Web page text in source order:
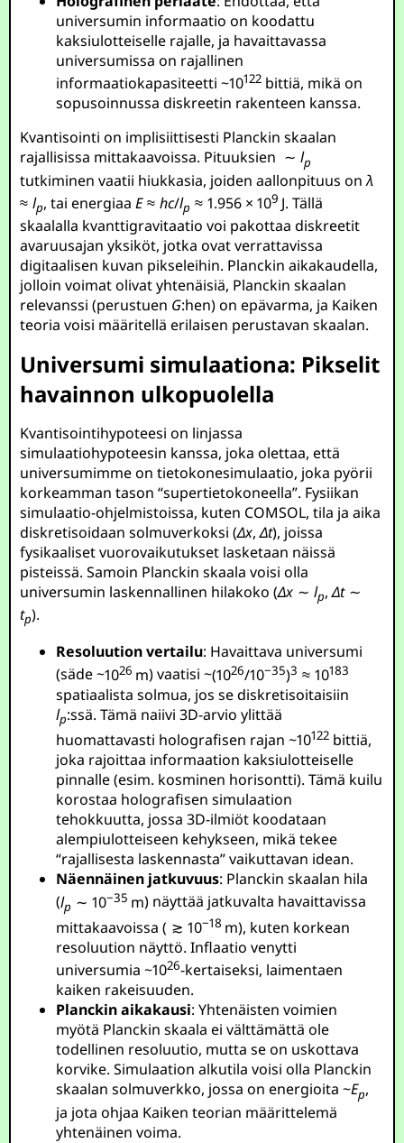
universumin informaatio on koodattu
kaksiulotteiselle rajalle, ja havaittavassa
universumissa on rajallinen
informaatiokapasiteetti ~10122 bittiä, mikä on
sopusoinnussa diskreetin rakenteen kanssa.
Kvantisointi on implisiittisesti Planckin skaalan
rajallisissa mittakaavoissa. Pituuksien ∼lp
tutkiminen vaatii hiukkasia, joiden aallonpituus onλ
≈lp, tai energiaaE≈hc/lp ≈ 1.956 × 109 J. Tällä
skaalalla kvanttigravitaatio voi pakottaa diskreetit
avaruusajan yksiköt, jotka ovat verrattavissa
digitaalisen kuvan pikseleihin. Planckin aikakaudella,
jolloin voimat olivat yhtenäisiä, Planckin skaalan
relevanssi (perustuen G:hen) on epävarma, ja Kaiken
teoria voisi määritellä erilaisen perustavan skaalan.
Universumi simulaationa: Pikselit
havainnon ulkopuolella
Kvantisointihypoteesi on linjassa
simulaatiohypoteesin kanssa, joka olettaa, että
universumimme on tietokonesimulaatio, joka pyörii
korkeamman tason “supertietokoneella”. Fysiikan
simulaatio-ohjelmistoissa, kuten COMSOL, tila ja aika
diskretisoidaan solmuverkoksi (Δx,Δt), joissa
fysikaaliset vuorovaikutukset lasketaan näissä
pisteissä. Samoin Planckin skaala voisi olla
universumin laskennallinen hilakoko (Δx ∼lp,Δt∼
tp).
Resoluution vertailu: Havaittava universumi
(säde ~1026 m) vaatisi ~(1026/10−35)3 ≈ 10183
spatiaalista solmua, jos se diskretisoitaisiin
lp:ssä. Tämä naiivi 3D-arvio ylittää
huomattavasti holografisen rajan ~10122 bittiä,
joka rajoittaa informaation kaksiulotteiselle
pinnalle (esim. kosminen horisontti). Tämä kuilu
korostaa holografisen simulaation
tehokkuutta, jossa 3D-ilmiöt koodataan
alempiulotteiseen kehykseen, mikä tekee
“rajallisesta laskennasta” vaikuttavan idean.
Näennäinen jatkuvuus: Planckin skaalan hila
(lp ∼ 10−35 m) näyttää jatkuvalta havaittavissa
mittakaavoissa ( ≳ 10−18 m), kuten korkean
resoluution näyttö. Inflaatio venytti
universumia ~1026-kertaiseksi, laimentaen
kaiken rakeisuuden.
Planckin aikakausi: Yhtenäisten voimien
myötä Planckin skaala ei välttämättä ole
todellinen resoluutio, mutta se on uskottava
korvike. Simulaation alkutila voisi olla Planckin
skaalan solmuverkko, jossa on energioita ~Ep,
ja jota ohjaa Kaiken teorian määrittelemä
yhtenäinen voima.